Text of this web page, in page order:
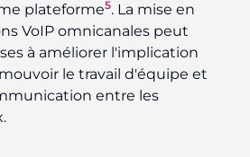
plateforme5. La mise en
VoIP omnicanales peut
à améliorer l'implication
le travail d'équipe et
entre les